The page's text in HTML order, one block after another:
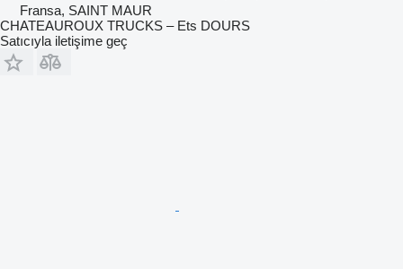
Fransa, SAINT MAUR
CHATEAUROUX TRUCKS – Ets DOURS
Satıcıyla iletişime geç